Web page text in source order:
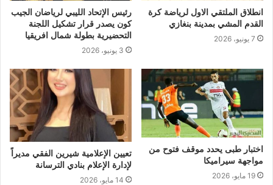
انطلاق الملتقي الاول لرياضة كرة
القدم المشي بمدينة بنغازي
7 يونيو، 2026
رئيس الإتحاد الليبي لرياضان الجيب
كون يصدر قرار تشكيل اللجنة
التحضيرية بطولة شمال افريقيا
3 يونيو، 2026
اختبار طبى يحدد موقف فتوح من
مواجهة سيراميكا
19 مايو، 2026
تعيين الإعلامية شيرين الفقي مديراً
لإدارة الإعلام بنادي الترسانة
14 مايو، 2026